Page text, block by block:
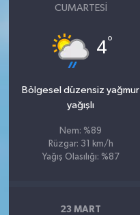
CUMARTESI
4°
Bölgesel düzensiz yağmur
yağışlı
Nem: %89
Rüzgar: 31 km/h
Yağış Olasılığı: %87
23 MART